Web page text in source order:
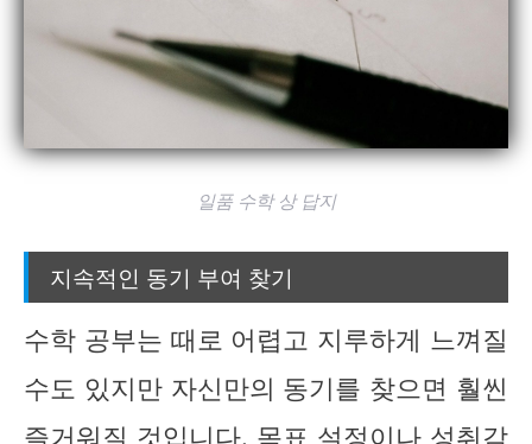
일품 수학 상 답지
지속적인 동기 부여 찾기
수학 공부는 때로 어렵고 지루하게 느껴질
수도 있지만 자신만의 동기를 찾으면 훨씬
즐거워질 것입니다. 목표 설정이나 성취감